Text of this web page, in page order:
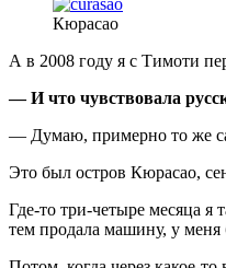
Кюрасао
А в 2008 году я с Тимоти
— И что чувствовала
— Думаю, примерно то же
Это был остров Кюрасао,
Где-то три-четыре месяца я
тем продала машину, у